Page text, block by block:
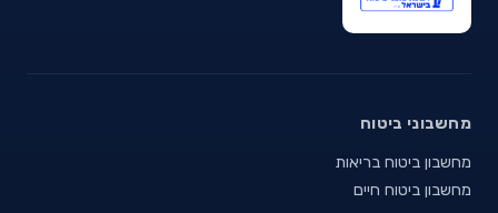
מחשבוני ביטוח
מחשבון ביטוח בריאות
מחשבון ביטוח חיים